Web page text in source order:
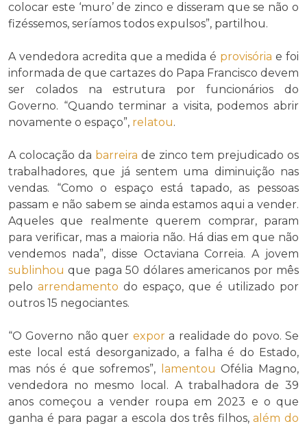
colocar este ‘muro’ de zinco e disseram que se não o
fizéssemos, seríamos todos expulsos”, partilhou.
A vendedora acredita que a medida é provisória e foi
informada de que cartazes do Papa Francisco devem
ser colados na estrutura por funcionários do
Governo. “Quando terminar a visita, podemos abrir
novamente o espaço”, relatou.
A colocação da barreira de zinco tem prejudicado os
trabalhadores, que já sentem uma diminuição nas
vendas. “Como o espaço está tapado, as pessoas
passam e não sabem se ainda estamos aqui a vender.
Aqueles que realmente querem comprar, param
para verificar, mas a maioria não. Há dias em que não
vendemos nada”, disse Octaviana Correia. A jovem
sublinhou que paga 50 dólares americanos por mês
pelo arrendamento do espaço, que é utilizado por
outros 15 negociantes.
“O Governo não quer expora realidade do povo. Se
este local está desorganizado, a falha é do Estado,
mas nós é que sofremos”,
lamentou Ofélia Magno,
vendedora no mesmo local. A trabalhadora de 39
anos começou a vender roupa em 2023 e o que
ganha é para pagar a escola dos três filhos,além do